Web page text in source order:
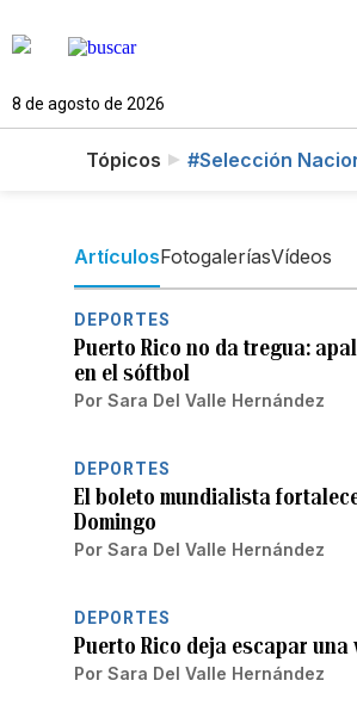
8 de agosto de 2026
Tópicos #Selección
ArtículosFotogaleríasVídeos
DEPORTES
Puerto Rico no da tregua:
en el sóftbol
Por Sara Del Valle Hernández
DEPORTES
El boleto mundialista
Domingo
Por Sara Del Valle Hernández
DEPORTES
Puerto Rico deja escapar
Por Sara Del Valle Hernández